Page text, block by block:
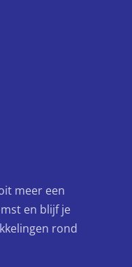
meer een
en blijf je
rond